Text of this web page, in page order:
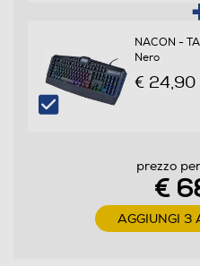
NACON -
Nero
€ 24,90
prezzo
€
AGGIUNGI 3